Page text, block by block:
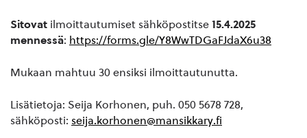
Sitovat ilmoittautumiset sähköpostitse 15.4.2025
mennessä: https://forms.gle/Y8WwTDGaFJdaX6u38
Mukaan mahtuu 30 ensiksi ilmoittautunutta.
Lisätietoja: Seija Korhonen, puh. 050 5678 728,
sähköposti: seija.korhonen@mansikkary.fi